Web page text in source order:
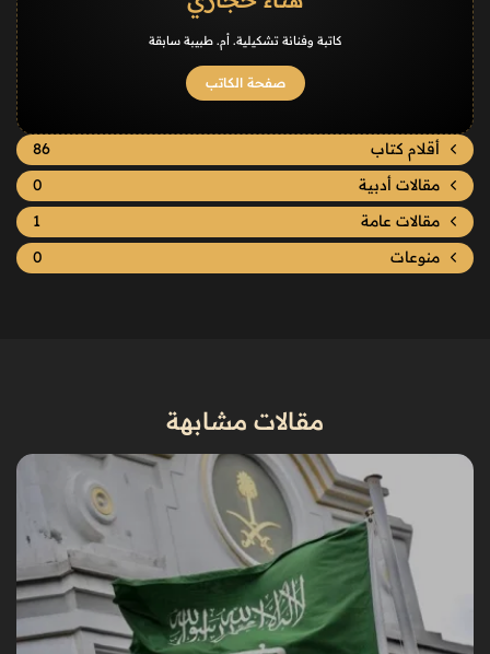
كاتبة وفنانة تشكيلية. أم. طبيبة سابقة
صفحة الكاتب
أقلام كتاب
86
مقالات أدبية
0
مقالات عامة
1
منوعات
0
مقالات مشابهة